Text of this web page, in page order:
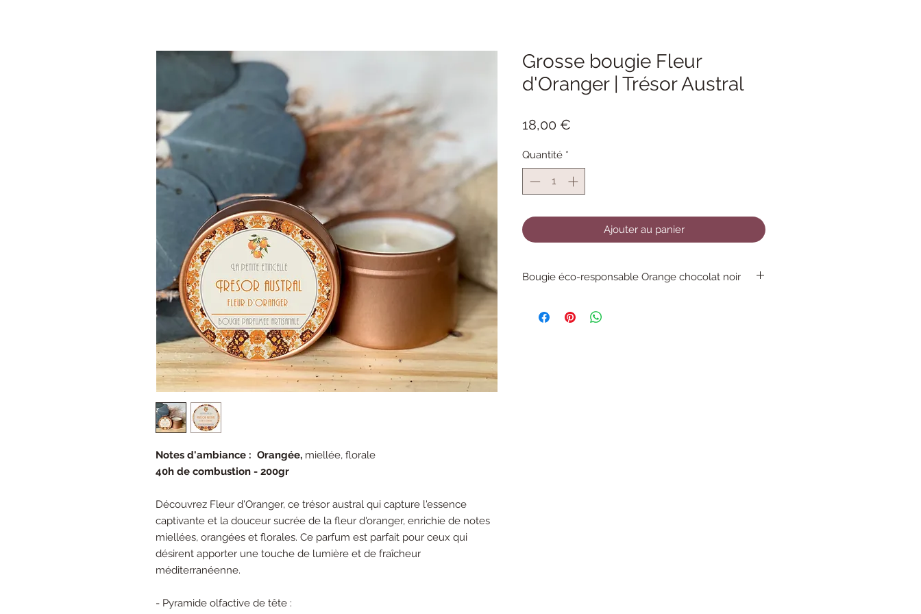
Notes d'ambiance : Orangée, miellée, florale
40h de combustion - 200gr
Découvrez Fleur d'Oranger, ce trésor austral qui capture l'essence
captivante et la douceur sucrée de la fleur d'oranger, enrichie de notes
miellées, orangées et florales. Ce parfum est parfait pour ceux qui
désirent apporter une touche de lumière et de fraîcheur
méditerranéenne.
- Pyramide olfactive de tête :
Grosse bougie Fleur
d'Oranger | Trésor Austral
18,00 €
Quantité *
Ajouter au panier
Bougie éco-responsable Orange chocolat noir
% Colza européen, de qualité supérieure, sans OGM